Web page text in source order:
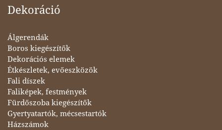
Dekoráció
Álgerendák
Boros kiegészítők
Dekorációs elemek
Étkészletek, evőeszközök
Fali díszek
Faliképek, festmények
Fürdőszoba kiegészítők
Gyertyatartók, mécsestartók
Házszámok